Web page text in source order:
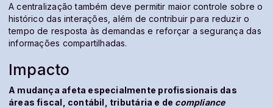
A centralização também deve permitir maior controle sobre o
histórico das interações, além de contribuir para reduzir o
tempo de resposta às demandas e reforçar a segurança das
informações compartilhadas.
Impacto
A mudança afeta especialmente profissionais das
áreas fiscal, contábil, tributária e de compliance